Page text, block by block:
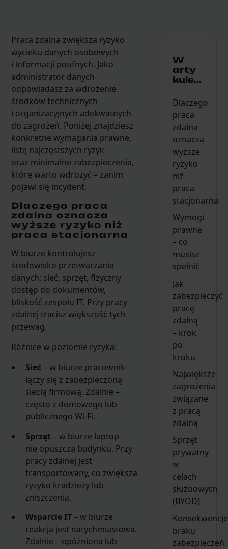
Praca zdalna zwiększa ryzyko
wycieku danych osobowych
i informacji poufnych. Jako
administrator danych
odpowiadasz za wdrożenie
środków technicznych
i organizacyjnych adekwatnych
do zagrożeń. Poniżej znajdziesz
konkretne wymagania prawne,
listę najczęstszych ryzyk
oraz minimalne zabezpieczenia,
które warto wdrożyć – zanim
pojawi się incydent.
Dlaczego praca
zdalna oznacza
wyższe ryzyko niż
praca stacjonarna
W biurze kontrolujesz
środowisko przetwarzania
danych: sieć, sprzęt, fizyczny
dostęp do dokumentów,
bliskość zespołu IT. Przy pracy
zdalnej tracisz większość tych
przewag.
Różnice w poziomie ryzyka:
Sieć – w biurze pracownik
łączy się z zabezpieczoną
siecią firmową. Zdalnie –
często z domowego lub
publicznego Wi-Fi.
Sprzęt – w biurze laptop
nie opuszcza budynku. Przy
pracy zdalnej jest
transportowany, co zwiększa
ryzyko kradzieży lub
zniszczenia.
Wsparcie IT – w biurze
reakcja jest natychmiastowa.
Zdalnie – opóźniona lub
W
arty
kule...
Dlaczego
praca
zdalna
oznacza
wyższe
ryzyko
niż
praca
stacjonarna
Wymogi
prawne
– co
musisz
spełnić
Jak
zabezpieczyć
pracę
zdalną
– krok
po
kroku
Największe
zagrożenia
związane
z pracą
zdalną
Sprzęt
prywatny
w
celach
służbowych
(BYOD)
Konsekwencje
braku
zabezpieczeń